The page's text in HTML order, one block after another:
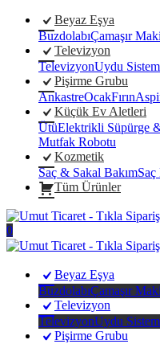
Beyaz Eşya
BuzdolabıÇamaşır
Televizyon
TelevizyonUydu
Pişirme Grubu
AnkastreOcakFırın
Küçük Ev Aletleri
ÜtüElektrikli Süpürge
Mutfak Robotu
Kozmetik
Saç & Sakal Bakım
Tüm Ürünler
0
Beyaz Eşya
BuzdolabıÇamaşır
Televizyon
TelevizyonUydu
Pişirme Grubu